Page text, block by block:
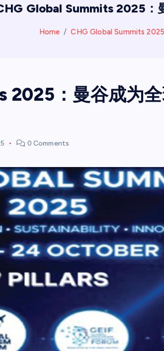
Global Summits 2025：
Home CHG Global Summits
2025：曼谷成为
0 Comments